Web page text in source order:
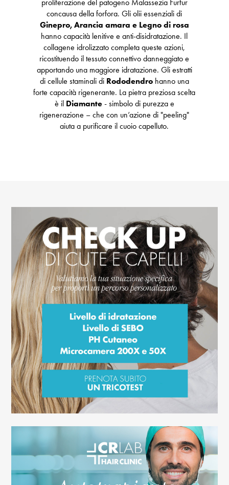
proliferazione del patogeno Malassezia Furfur
concausa della forfora. Gli olii essenziali di
Ginepro, Arancia amara e Legno di rosa
hanno capacità lenitive e anti-disidratazione. Il
collagene idrolizzato completa queste azioni,
ricostituendo il tessuto connettivo danneggiato e
apportando una maggiore idratazione. Gli estratti
di cellule staminali di Rododendrohanno una
forte capacità rigenerante. La pietra preziosa scelta
è il Diamante- simbolo di purezza e
rigenerazione – che con un’azione di "peeling"
aiuta a purificare il cuoio capelluto.